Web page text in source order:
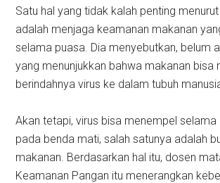
Satu hal yang tidak kalah penting
adalah menjaga keamanan makanan
selama puasa. Dia menyebutkan, belum
yang menunjukkan bahwa makanan bisa
berindahnya virus ke dalam tubuh
Akan tetapi, virus bisa menempel
pada benda mati, salah satunya adalah
makanan. Berdasarkan hal itu, dosen
Keamanan Pangan itu menerangkan